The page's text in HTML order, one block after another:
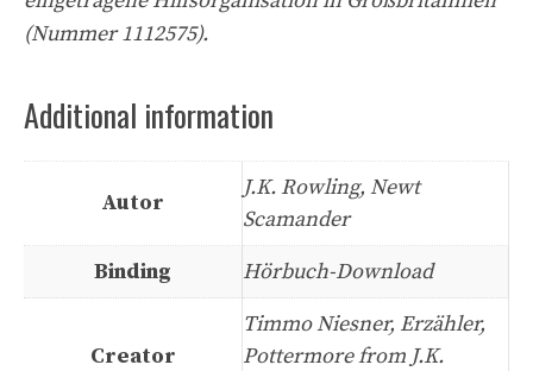
(Nummer 1112575).
Additional information
Autor
J.K. Rowling, Newt
Scamander
Binding
Hörbuch-Download
Creator
Timmo Niesner, Erzähler,
Pottermore from J.K.